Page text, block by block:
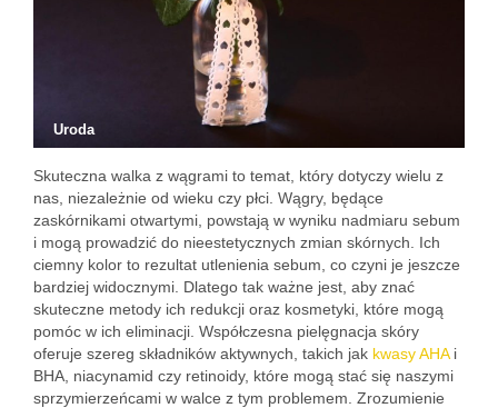
Uroda
Skuteczna walka z wągrami to temat, który dotyczy wielu z
nas, niezależnie od wieku czy płci. Wągry, będące
zaskórnikami otwartymi, powstają w wyniku nadmiaru sebum
i mogą prowadzić do nieestetycznych zmian skórnych. Ich
ciemny kolor to rezultat utlenienia sebum, co czyni je jeszcze
bardziej widocznymi. Dlatego tak ważne jest, aby znać
skuteczne metody ich redukcji oraz kosmetyki, które mogą
pomóc w ich eliminacji. Współczesna pielęgnacja skóry
oferuje szereg składników aktywnych, takich jak kwasy AHAi
BHA, niacynamid czy retinoidy, które mogą stać się naszymi
sprzymierzeńcami w walce z tym problemem. Zrozumienie